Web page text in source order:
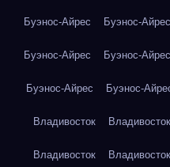
Буэнос-Айрес Буэнос-Айрес
Буэнос-Айрес Буэнос-Айрес
Буэнос-Айрес Буэнос-
Владивосток Владивосток
Владивосток Владивосток